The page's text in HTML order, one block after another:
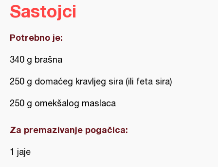
Sastojci
Potrebno je:
340 g brašna
250 g domaćeg kravljeg sira (ili feta sira)
250 g omekšalog maslaca
Za premazivanje pogačica:
1 jaje